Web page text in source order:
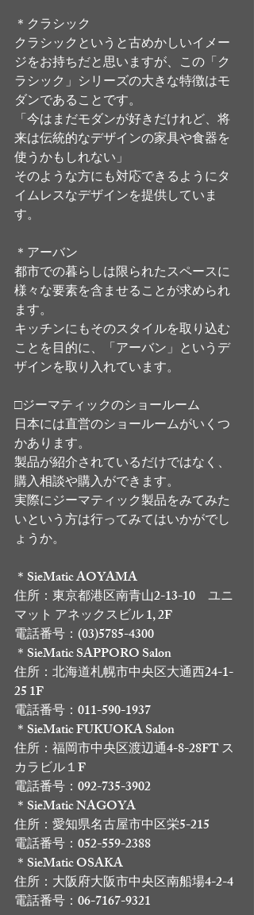
＊クラシック
クラシックというと古めかしいイメー
ジをお持ちだと思いますが、この「ク
ラシック」シリーズの大きな特徴はモ
ダンであることです。
「今はまだモダンが好きだけれど、将
来は伝統的なデザインの家具や食器を
使うかもしれない」
そのような方にも対応できるようにタ
イムレスなデザインを提供していま
す。
＊アーバン
都市での暮らしは限られたスペースに
様々な要素を含ませることが求められ
ます。
キッチンにもそのスタイルを取り込む
ことを目的に、「アーバン」というデ
ザインを取り入れています。
□ジーマティックのショールーム
日本には直営のショールームがいくつ
かあります。
製品が紹介されているだけではなく、
購入相談や購入ができます。
実際にジーマティック製品をみてみた
いという方は行ってみてはいかがでし
ょうか。
＊SieMatic AOYAMA
住所：東京都港区南青山2-13-10　ユニ
マット アネックスビル 1, 2F
電話番号：(03)5785-4300
＊SieMatic SAPPORO Salon
住所：北海道札幌市中央区大通西24-1-
25 1F
電話番号：011-590-1937
＊SieMatic FUKUOKA Salon
住所：福岡市中央区渡辺通4-8-28FT ス
カラビル１F
電話番号：092-735-3902
＊SieMatic NAGOYA
住所：愛知県名古屋市中区栄5-215
電話番号：052-559-2388
＊SieMatic OSAKA
住所：大阪府大阪市中央区南船場4-2-4
電話番号：06-7167-9321